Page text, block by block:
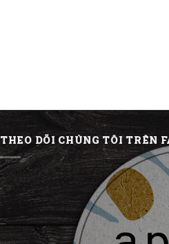
THEO DÕI CHÚNG TÔI TRÊN